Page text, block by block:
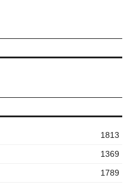
1813
1369
1789